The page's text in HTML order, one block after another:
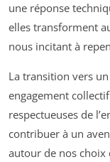
une réponse
elles transforment
nous incitant à
La transition vers
engagement
respectueuses de
contribuer à un
autour de nos